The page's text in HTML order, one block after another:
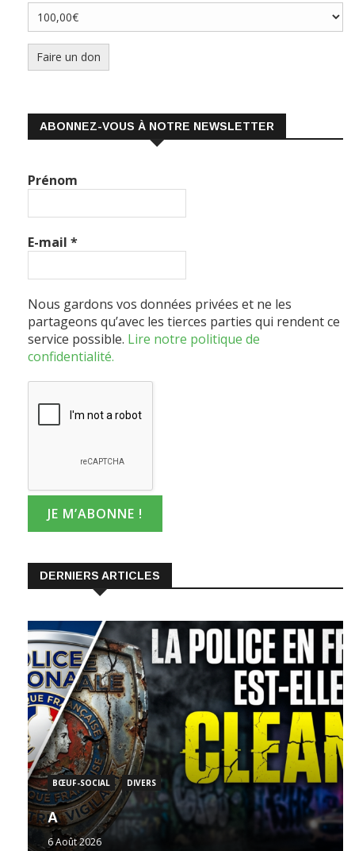
Faire un don
ABONNEZ-VOUS À NOTRE NEWSLETTER
Prénom
E-mail *
Nous gardons vos données privées et ne les
partageons qu’avec les tierces parties qui rendent ce
service possible. Lire notre politique de
confidentialité.
DERNIERS ARTICLES
BŒUF-SOCIAL DIVERS
A
6 Août 2026